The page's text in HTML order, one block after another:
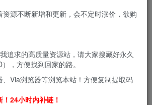
源不断新增和更新，会不定时涨价，欲购
追求的高质量资源站，请大家搜藏好永久
，方便找到回家的路。
Via浏览器等浏览本站！方便复制提取码
24小时内补链！